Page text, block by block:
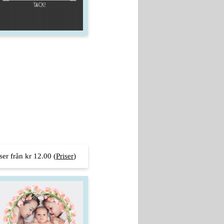
från kr 12.00 (Priser)